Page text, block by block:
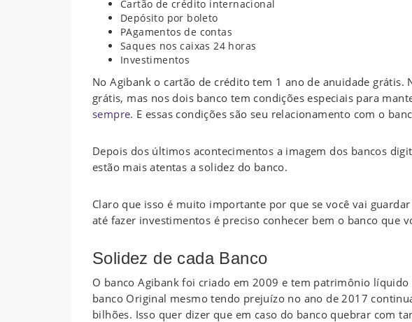
Cartão de crédito internacional
Depósito por boleto
PAgamentos de contas
Saques nos caixas 24 horas
Investimentos
No Agibank o cartão de crédito tem 1 ano de anuidade grátis.
grátis, mas nos dois banco tem condições especiais para
sempre. E essas condições são seu relacionamento com o
Depois dos últimos acontecimentos a imagem dos bancos
estão mais atentas a solidez do banco.
Claro que isso é muito importante por que se você vai
até fazer investimentos é preciso conhecer bem o banco que
Solidez de cada Banco
O banco Agibank foi criado em 2009 e tem patrimônio
banco Original mesmo tendo prejuízo no ano de 2017
bilhões. Isso quer dizer que em caso do banco quebrar com